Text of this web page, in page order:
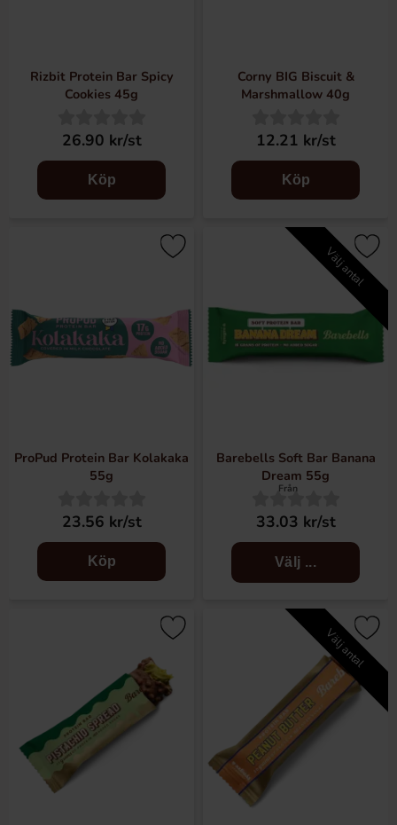
Rizbit Protein Bar Spicy
Cookies 45g
26.90 kr/st
Köp
Corny BIG Biscuit &
Marshmallow 40g
12.21 kr/st
Köp
ProPud Protein Bar Kolakaka
55g
23.56 kr/st
Köp
Välj antal
Barebells Soft Bar Banana
Dream 55g
Från
33.03 kr/st
Välj ...
Välj antal